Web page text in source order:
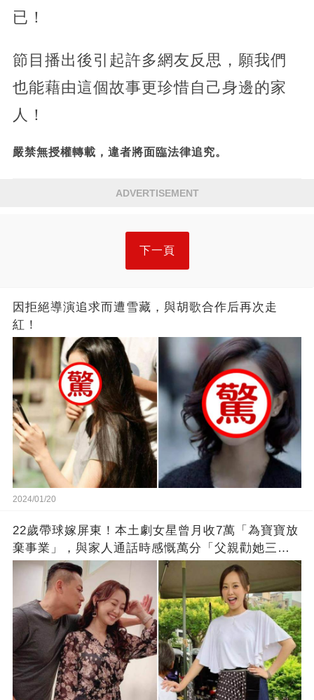
已！
節目播出後引起許多網友反思，願我們
也能藉由這個故事更珍惜自己身邊的家
人！
嚴禁無授權轉載，違者將面臨法律追究。
ADVERTISEMENT
下一頁
因拒絕導演追求而遭雪藏，與胡歌合作后再次走
紅！
2024/01/20
22歲帶球嫁屏東！本土劇女星曾月收7萬「為寶寶放
棄事業」，與家人通話時感慨萬分「父親勸她三
思」：只有過一次眼淚